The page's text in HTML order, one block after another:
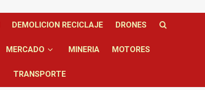
DEMOLICION RECICLAJE DRONES
MERCADO MINERIA MOTORES
TRANSPORTE